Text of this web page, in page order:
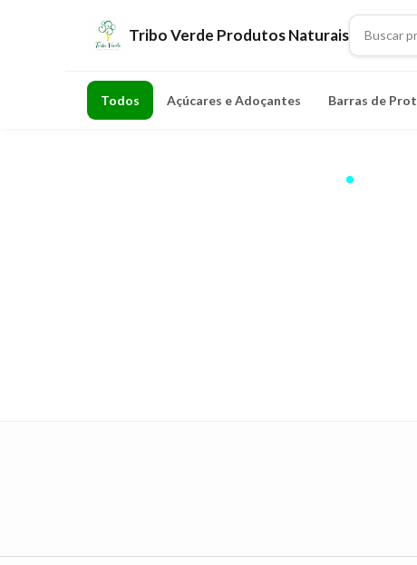
Tribo Verde Produtos Naturais
Todos Açúcares e Adoçantes Barras de